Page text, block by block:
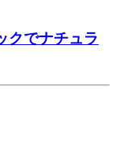
クでナチュラ